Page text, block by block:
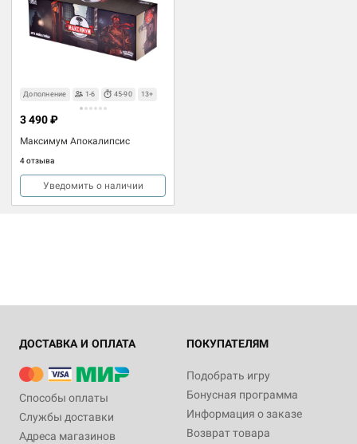
Дополнение 1-6 45-90 13+
Максимум Апокалипсис
4 отзыва
3 490 ₽
Уведомить о наличии
ДОСТАВКА И ОПЛАТА
Способы оплаты
Службы доставки
Адреса магазинов
ПОКУПАТЕЛЯМ
Подобрать игру
Бонусная программа
Информация о заказе
Возврат товара